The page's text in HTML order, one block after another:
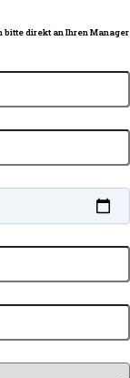
direkt an Ihren Manager